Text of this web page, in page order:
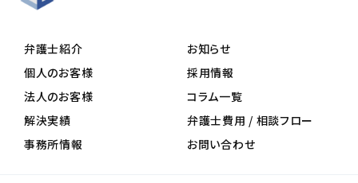
弁護士紹介
個人のお客様
法人のお客様
解決実績
事務所情報
お知らせ
採用情報
コラム一覧
弁護士費用 / 相談フロー
お問い合わせ